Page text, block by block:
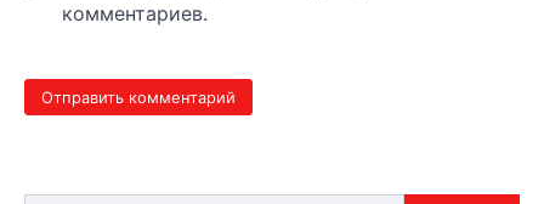
комментариев.